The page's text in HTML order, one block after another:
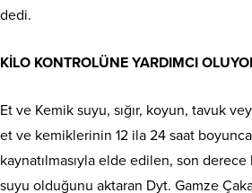
dedi.
KİLO KONTROLÜNE YARDIMCI
Et ve Kemik suyu, sığır, koyun, tavuk
et ve kemiklerinin 12 ila 24 saat
kaynatılmasıyla elde edilen, son
suyu olduğunu aktaran Dyt. Gamze